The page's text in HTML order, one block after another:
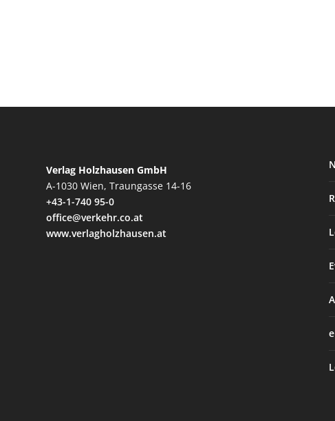
Verlag Holzhausen GmbH
A-1030 Wien, Traungasse 14-16
+43-1-740 95-0
office@verkehr.co.at
www.verlagholzhausen.at